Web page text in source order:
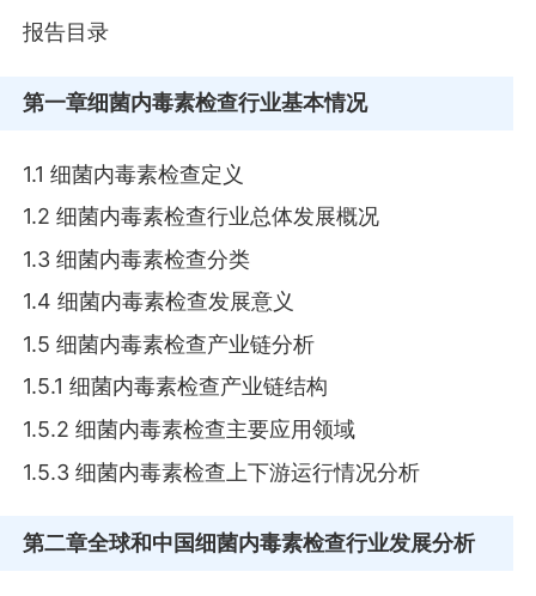
报告目录
第一章细菌内毒素检查行业基本情况
1.1 细菌内毒素检查定义
1.2 细菌内毒素检查行业总体发展概况
1.3 细菌内毒素检查分类
1.4 细菌内毒素检查发展意义
1.5 细菌内毒素检查产业链分析
1.5.1 细菌内毒素检查产业链结构
1.5.2 细菌内毒素检查主要应用领域
1.5.3 细菌内毒素检查上下游运行情况分析
第二章全球和中国细菌内毒素检查行业发展分析